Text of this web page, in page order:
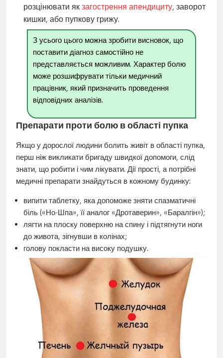
розцінювати як загострення апендициту, заворот
кишки, або пупкову грижу.
З усього цього можна зробити висновок, що
поставити діагноз самостійно не
представляється можливим. Характер болю
може розшифрувати тільки медичний
працівник, який призначить проведення
відповідних аналізів.
Препарати проти болю в області пупка
Якщо у дорослої людини болить живіт в області пупка,
перш ніж викликати бригаду швидкої допомоги, слід
знати, що робити і чим лікувати. Дії прості, а потрібні
медичні препарати знайдуться в кожному будинку:
випити таблетку, яка допоможе зняти спазматичні
біль («Но-Шпа», її аналог «Дротаверин», «Баралгін»);
лягти на плоску поверхню на спину і підтягнути ноги
до живота, зігнувши в колінах;
голову покласти на високу подушку.